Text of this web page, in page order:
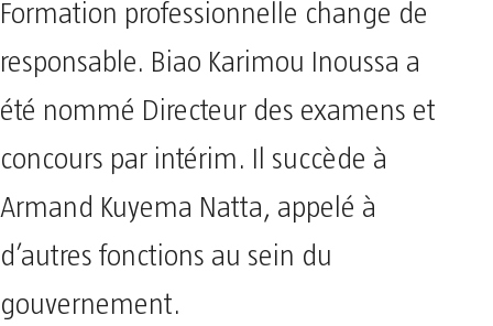
Formation professionnelle change de
responsable. Biao Karimou Inoussa a
été nommé Directeur des examens et
concours par intérim. Il succède à
Armand Kuyema Natta, appelé à
d’autres fonctions au sein du
gouvernement.